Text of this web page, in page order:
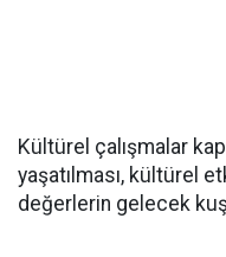
Kültürel çalışmalar
yaşatılması, kültürel
değerlerin gelecek